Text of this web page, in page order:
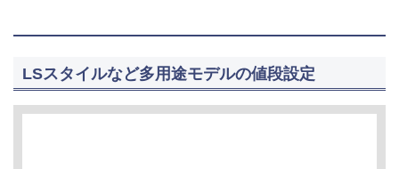
LSスタイルなど多用途モデルの値段設定